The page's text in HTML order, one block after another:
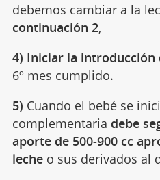
debemos cambiar a la
continuación 2,
4) Iniciar la introducción
6º mes cumplido.
5) Cuando el bebé se
complementaria debe
aporte de 500-900 cc
lecheo sus derivados al